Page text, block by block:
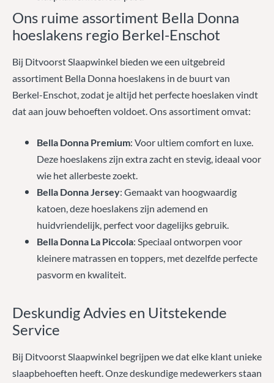
Ons ruime assortiment Bella Donna
hoeslakens regio Berkel-Enschot
Bij Ditvoorst Slaapwinkel bieden we een uitgebreid
assortiment Bella Donna hoeslakens in de buurt van
Berkel-Enschot, zodat je altijd het perfecte hoeslaken vindt
dat aan jouw behoeften voldoet. Ons assortiment omvat:
Bella Donna Premium: Voor ultiem comfort en luxe.
Deze hoeslakens zijn extra zacht en stevig, ideaal voor
wie het allerbeste zoekt.
Bella Donna Jersey: Gemaakt van hoogwaardig
katoen, deze hoeslakens zijn ademend en
huidvriendelijk, perfect voor dagelijks gebruik.
Bella Donna La Piccola: Speciaal ontworpen voor
kleinere matrassen en toppers, met dezelfde perfecte
pasvorm en kwaliteit.
Deskundig Advies en Uitstekende
Service
Bij Ditvoorst Slaapwinkel begrijpen we dat elke klant unieke
slaapbehoeften heeft. Onze deskundige medewerkers staan